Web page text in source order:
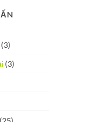
(3)
(3)
(25)